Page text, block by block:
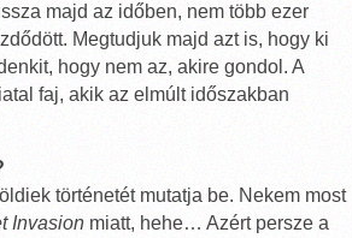
majd az időben, nem több ezer
Megtudjuk majd azt is, hogy ki
hogy nem az, akire gondol. A
faj, akik az elmúlt időszakban
történetét mutatja be. Nekem most
Invasionmiatt, hehe… Azért persze a